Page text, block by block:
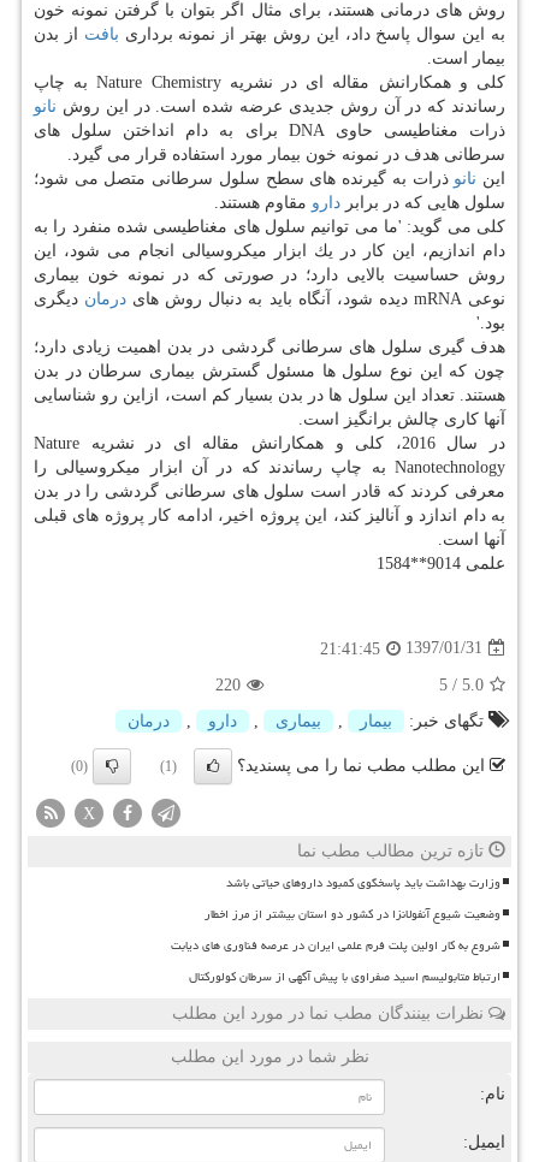
روش های درمانی هستند، برای مثال اگر بتوان با گرفتن نمونه خون
به این سوال پاسخ داد، این روش بهتر از نمونه برداری بافت از بدن
بیمار است.
كلی و همكارانش مقاله ای در نشریه Nature Chemistry به چاپ
رساندند كه در آن روش جدیدی عرضه شده است. در این روش نانو
ذرات مغناطیسی حاوی DNA برای به دام انداختن سلول های
سرطانی هدف در نمونه خون بیمار مورد استفاده قرار می گیرد.
این نانو ذرات به گیرنده های سطح سلول سرطانی متصل می شود؛
سلول هایی كه در برابر دارو مقاوم هستند.
كلی می گوید: 'ما می توانیم سلول های مغناطیسی شده منفرد را به
دام اندازیم، این كار در یك ابزار میكروسیالی انجام می شود، این
روش حساسیت بالایی دارد؛ در صورتی كه در نمونه خون بیماری
نوعی mRNA دیده شود، آنگاه باید به دنبال روش های
درمان دیگری
بود.'
هدف گیری سلول های سرطانی گردشی در بدن اهمیت زیادی دارد؛
چون كه این نوع سلول ها مسئول گسترش بیماری سرطان در بدن
هستند. تعداد این سلول ها در بدن بسیار كم است، ازاین رو شناسایی
آنها كاری چالش برانگیز است.
در سال 2016، كلی و همكارانش مقاله ای در نشریه Nature
Nanotechnology به چاپ رساندند كه در آن ابزار میكروسیالی را
معرفی كردند كه قادر است سلول های سرطانی گردشی را در بدن
به دام اندازد و آنالیز كند، این پروژه اخیر، ادامه كار پروژه های قبلی
آنها است.
علمی 9014**1584
1397/01/31
21:41:45
5.0
/
5
220
تگهای خبر:
بیمار بیماری دارو درمان
این مطلب مطب نما را می پسندید؟ (1)
(0)
X
تازه ترین مطالب مطب نما
وزارت بهداشت باید پاسخگوی کمبود داروهای حیاتی باشد
وضعیت شیوع آنفولانزا در کشور دو استان بیشتر از مرز اخطار
شروع به کار اولین پلت فرم علمی ایران در عرصه فناوری های دیابت
ارتباط متابولیسم اسید صفراوی با پیش آگهی از سرطان کولورکتال
نظرات بینندگان مطب نما در مورد این مطلب
نظر شما در مورد این مطلب
نام:
ایمیل: